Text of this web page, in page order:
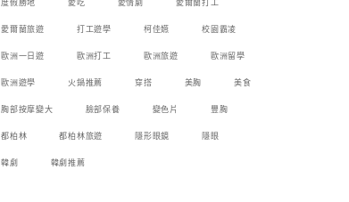
度假勝地 愛吃 愛情劇 愛爾蘭打工
愛爾蘭旅遊 打工遊學 柯佳嬿 校園霸凌
歐洲一日遊 歐洲打工 歐洲旅遊 歐洲留學
歐洲遊學 火鍋推薦 穿搭 美胸 美食
胸部按摩變大 臉部保養 變色片 豐胸
都柏林 都柏林旅遊 隱形眼鏡 隱眼
韓劇 韓劇推薦